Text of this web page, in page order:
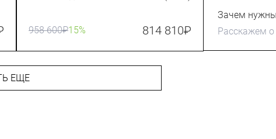
958 600₽15% 814 810₽
Зачем
Расскажем
ЕЩЕ